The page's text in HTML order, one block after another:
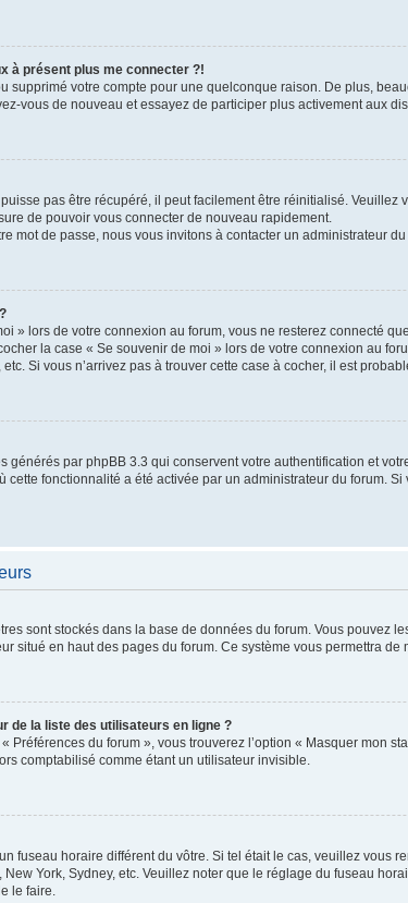
à présent plus me connecter ?!
supprimé votre compte pour une quelconque raison. De plus,
vous de nouveau et essayez de participer plus activement aux
pas être récupéré, il peut facilement être réinitialisé.
de pouvoir vous connecter de nouveau rapidement.
mot de passe, nous vous invitons à contacter un administrateur du
» lors de votre connexion au forum, vous ne resterez connecté
la case « Se souvenir de moi » lors de votre connexion au
Si vous n’arrivez pas à trouver cette case à cocher, il est
générés par phpBB 3.3 qui conservent votre authentification et
cette fonctionnalité a été activée par un administrateur du forum.
sont stockés dans la base de données du forum. Vous pouvez
situé en haut des pages du forum. Ce système vous permettra
de la liste des utilisateurs en ligne ?
Préférences du forum », vous trouverez l’option « Masquer mon
comptabilisé comme étant un utilisateur invisible.
fuseau horaire différent du vôtre. Si tel était le cas, veuillez
York, Sydney, etc. Veuillez noter que le réglage du fuseau
le faire.